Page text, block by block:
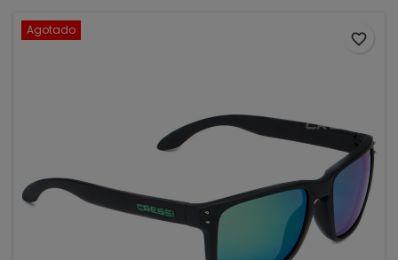
Agotado
favorite_border